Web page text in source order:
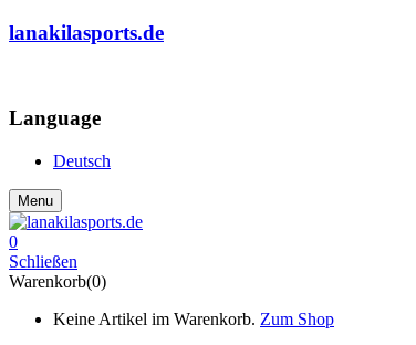
lanakilasports.de
Language
Deutsch
Menu
0
Schließen
Warenkorb(0)
Keine Artikel im Warenkorb. Zum Shop